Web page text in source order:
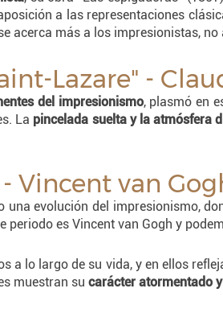
a las representaciones
acerca más a los impresionistas,
Lazare" -
del impresionismo, plasmó en
La pincelada suelta y la atmósfera
Vincent van
una evolución del impresionismo,
periodo es Vincent van Gogh y
a lo largo de su vida, y en ellos
muestran su carácter atormentado